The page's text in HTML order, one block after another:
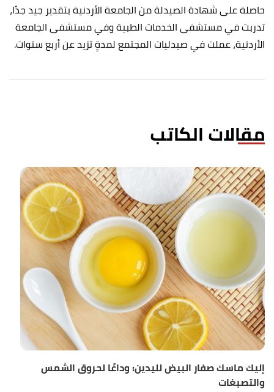
حاصلة على شهادة الصيدلة من الجامعة الأردنية بتقدير جيد جدًا،
تدربت في مستشفى الخدمات الطبية وفي مستشفى الجامعة
الأردنية، عملت في صيدليات المجتمع لمدةٍ تزيد عن أربع سنوات.
مقالات الكاتب
إليك ماسك صفار البيض لليدين: وداعًا لحروق الشمس
والتصبغات